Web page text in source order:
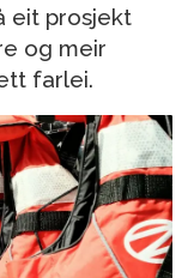
eit prosjekt
og meir
farlei.